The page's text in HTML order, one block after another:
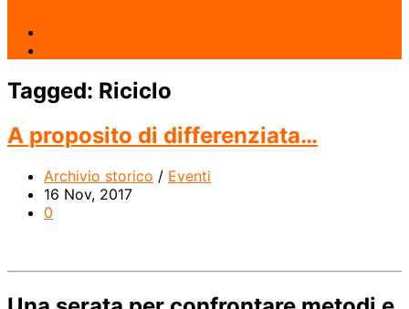
Tagged: Riciclo
A proposito di differenziata…
Archivio storico / Eventi
16 Nov, 2017
0